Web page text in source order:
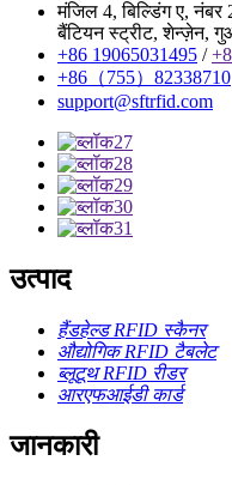
मंजिल 4, बिल्डिंग ए, नंबर
बैंटियन स्ट्रीट, शेन्ज़ेन,
+86 19065031495 /
+86（755）82338710
support@sftrfid.com
उत्पाद
हैंडहेल्ड RFID स्कैनर
औद्योगिक RFID टैबलेट
ब्लूटूथ RFID रीडर
आरएफआईडी कार्ड
जानकारी